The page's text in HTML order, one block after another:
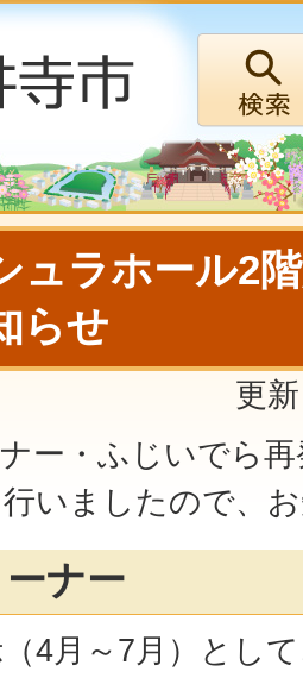
ュラホール2
らせ
更
ー・ふじいでら
いましたので、
ナー
4月～7月）とし